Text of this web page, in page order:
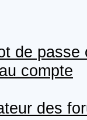
de passe
compte
des